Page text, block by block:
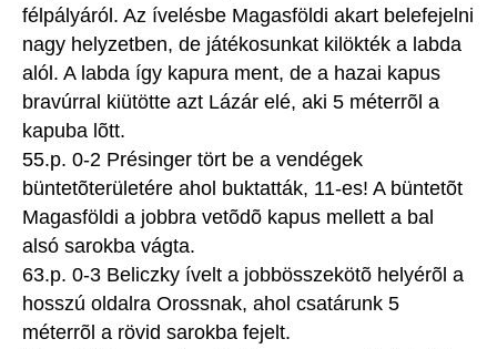
félpályáról. Az ívelésbe Magasföldi akart belefejelni
nagy helyzetben, de játékosunkat kilökték a labda
alól. A labda így kapura ment, de a hazai kapus
bravúrral kiütötte azt Lázár elé, aki 5 méterrõl a
kapuba lõtt.
55.p. 0-2 Présinger tört be a vendégek
büntetõterületére ahol buktatták, 11-es! A büntetõt
Magasföldi a jobbra vetõdõ kapus mellett a bal
alsó sarokba vágta.
63.p. 0-3 Beliczky ívelt a jobbösszekötõ helyérõl a
hosszú oldalra Orossnak, ahol csatárunk 5
méterrõl a rövid sarokba fejelt.